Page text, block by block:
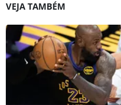
VEJA TAMBÉM